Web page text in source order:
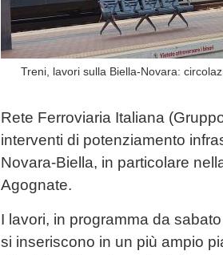
Treni, lavori sulla Biella-Novara:
Rete Ferroviaria Italiana
interventi di potenziamento
Novara-Biella, in particolare
Agognate.
I lavori, in programma da
si inseriscono in un più ampio